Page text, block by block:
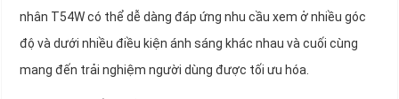
nhân T54W có thể dễ dàng đáp ứng nhu cầu xem ở nhiều góc
độ và dưới nhiều điều kiện ánh sáng khác nhau và cuối cùng
mang đến trải nghiệm người dùng được tối ưu hóa.